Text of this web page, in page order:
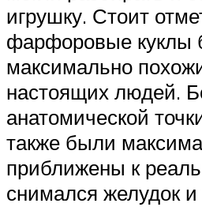
игрушку. Стоит
фарфоровые куклы
максимально
настоящих людей.
анатомической
также были
приближены к
снимался желудок и